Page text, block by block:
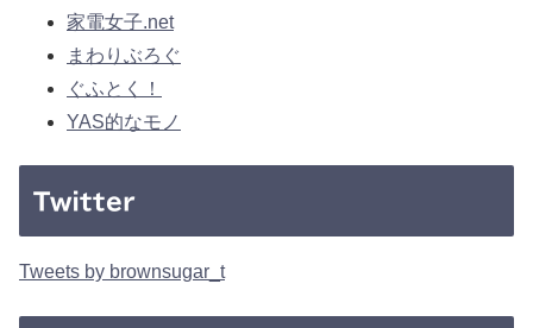
家電女子.net
まわりぶろぐ
ぐふとく！
YAS的なモノ
Twitter
Tweets by brownsugar_t